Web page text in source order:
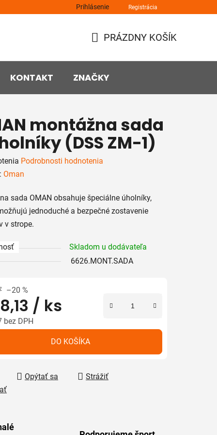
Prihlásenie Registrácia
KOŠÍK
PRÁZDNY KOŠÍK
KONTAKT ZNAČKY
montážna sada
(DSS ZM-1)
Podrobnosti hodnotenia
Oman
sada OMAN obsahuje špeciálne úholníky,
jednoduché a bezpečné zostavenie
v strope.
Skladom u dodávateľa
6626.MONT.SADA
–20 %
/ ks
bez DPH
DO KOŠÍKA
Opýtať sa
Strážiť